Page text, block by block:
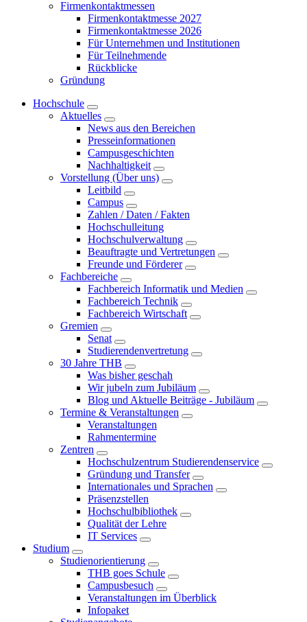
Firmenkontaktmessen
Firmenkontaktmesse 2027
Firmenkontaktmesse 2026
Für Unternehmen und Institutionen
Für Teilnehmende
Rückblicke
Gründung
Hochschule
Aktuelles
News aus den Bereichen
Presseinformationen
Campusgeschichten
Nachhaltigkeit
Vorstellung (Über uns)
Leitbild
Campus
Zahlen / Daten / Fakten
Hochschulleitung
Hochschulverwaltung
Beauftragte und Vertretungen
Freunde und Förderer
Fachbereiche
Fachbereich Informatik und Medien
Fachbereich Technik
Fachbereich Wirtschaft
Gremien
Senat
Studierendenvertretung
30 Jahre THB
Was bisher geschah
Wir jubeln zum Jubiläum
Blog und Aktuelle Beiträge - Jubiläum
Termine & Veranstaltungen
Veranstaltungen
Rahmentermine
Zentren
Hochschulzentrum Studierendenservice
Gründung und Transfer
Internationales und Sprachen
Präsenzstellen
Hochschulbibliothek
Qualität der Lehre
IT Services
Studium
Studienorientierung
THB goes Schule
Campusbesuch
Veranstaltungen im Überblick
Infopaket